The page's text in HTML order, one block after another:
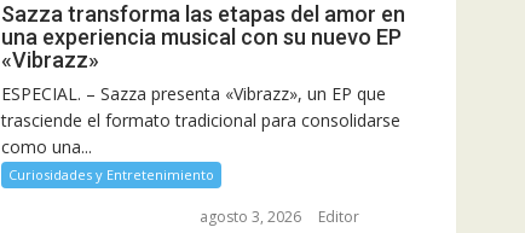
Sazza transforma las etapas del amor en
una experiencia musical con su nuevo EP
«Vibrazz»
ESPECIAL. – Sazza presenta «Vibrazz», un EP que
trasciende el formato tradicional para consolidarse
como una...
Curiosidades y Entretenimiento
agosto 3, 2026 Editor